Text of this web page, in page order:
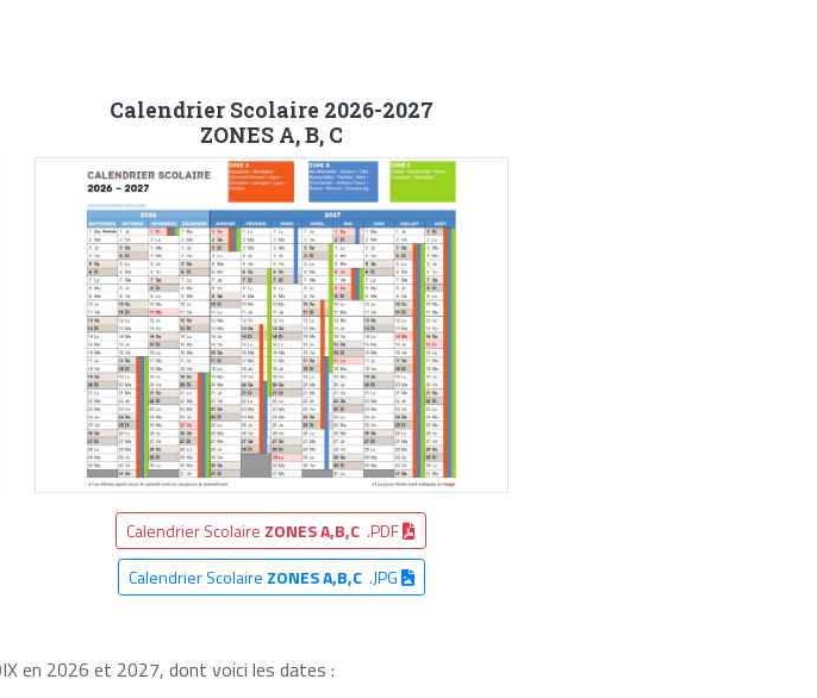
Calendrier Scolaire 2026-2027
ZONES A, B, C
Calendrier Scolaire ZONES A,B,C .PDF
Calendrier Scolaire ZONES A,B,C.JPG
en 2026 et 2027, dont voici les dates :